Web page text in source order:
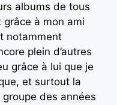
albums de tous
grâce à mon ami
notamment
plein d’autres
grâce à lui que je
et surtout la
des années